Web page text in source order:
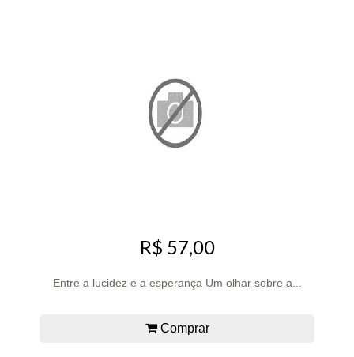
R$ 57,00
Entre a lucidez e a esperança Um olhar sobre a...
Comprar